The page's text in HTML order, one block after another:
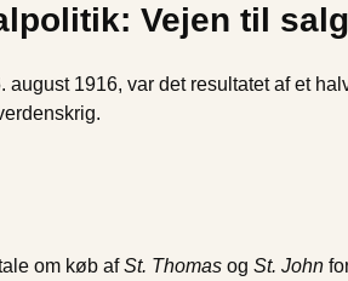
Vejen til
1916, var det resultatet af et
om køb afSt. Thomas og St. John